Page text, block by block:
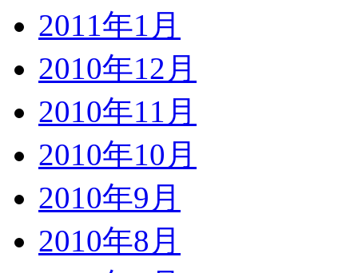
2011年1月
2010年12月
2010年11月
2010年10月
2010年9月
2010年8月